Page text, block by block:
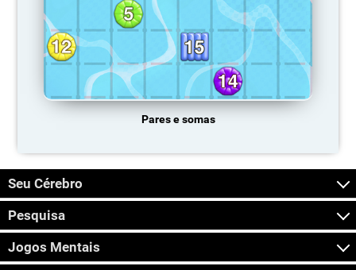
Pares e somas
Seu Cérebro
Pesquisa
Jogos Mentais